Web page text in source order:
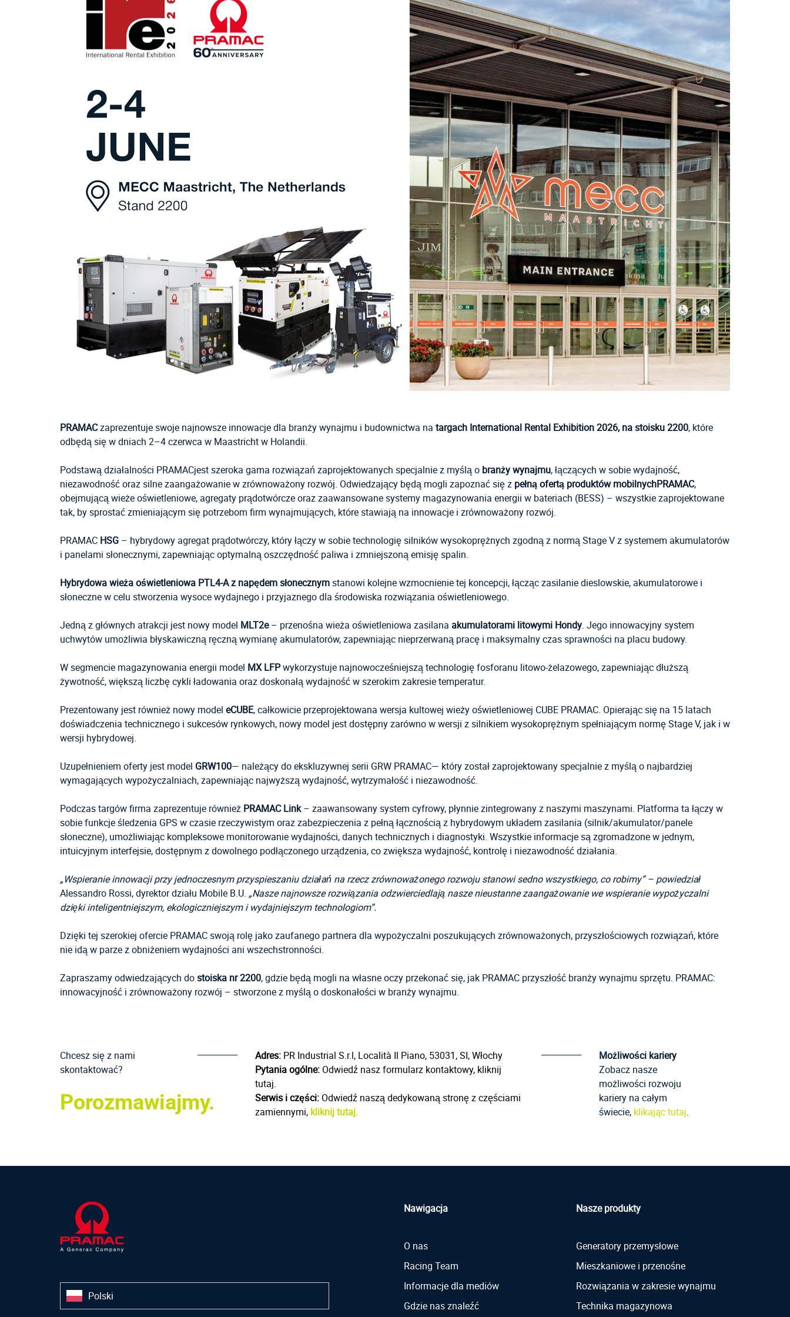
PRAMACzaprezentuje swoje najnowsze innowacje dla branży wynajmu i budownictwa na targach International Rental Exhibition 2026, na stoisku 2200, które
odbędą się w dniach 2–4 czerwca w Maastricht w Holandii.
Podstawą działalności PRAMACjest szeroka gama rozwiązań zaprojektowanych specjalnie z myślą o branży wynajmu, łączących w sobie wydajność,
niezawodność oraz silne zaangażowanie w zrównoważony rozwój. Odwiedzający będą mogli zapoznać się z pełną ofertą produktów mobilnychPRAMAC,
obejmującą wieże oświetleniowe, agregaty prądotwórcze oraz zaawansowane systemy magazynowania energii w bateriach (BESS) – wszystkie zaprojektowane
tak, by sprostać zmieniającym się potrzebom firm wynajmujących, które stawiają na innowacje i zrównoważony rozwój.
PRAMAC HSG – hybrydowy agregat prądotwórczy, który łączy w sobie technologię silników wysokoprężnych zgodną z normą Stage V z systemem akumulatorów
i panelami słonecznymi, zapewniając optymalną oszczędność paliwa i zmniejszoną emisję spalin.
Hybrydowa wieża oświetleniowa PTL4-A z napędem słonecznymstanowi kolejne wzmocnienie tej koncepcji, łącząc zasilanie dieslowskie, akumulatorowe i
słoneczne w celu stworzenia wysoce wydajnego i przyjaznego dla środowiska rozwiązania oświetleniowego.
Jedną z głównych atrakcji jest nowy model MLT2e– przenośna wieża oświetleniowa zasilana akumulatorami litowymi Hondy. Jego innowacyjny system
uchwytów umożliwia błyskawiczną ręczną wymianę akumulatorów, zapewniając nieprzerwaną pracę i maksymalny czas sprawności na placu budowy.
W segmencie magazynowania energii model MX LFPwykorzystuje najnowocześniejszą technologię fosforanu litowo-żelazowego, zapewniając dłuższą
żywotność, większą liczbę cykli ładowania oraz doskonałą wydajność w szerokim zakresie temperatur.
Prezentowany jest również nowy model eCUBE, całkowicie przeprojektowana wersja kultowej wieży oświetleniowej CUBE PRAMAC. Opierając się na 15 latach
doświadczenia technicznego i sukcesów rynkowych, nowy model jest dostępny zarówno w wersji z silnikiem wysokoprężnym spełniającym normę Stage V, jak i w
wersji hybrydowej.
Uzupełnieniem oferty jest model GRW100— należący do ekskluzywnej serii GRW PRAMAC— który został zaprojektowany specjalnie z myślą o najbardziej
wymagających wypożyczalniach, zapewniając najwyższą wydajność, wytrzymałość i niezawodność.
Podczas targów firma zaprezentuje również PRAMAC Link– zaawansowany system cyfrowy, płynnie zintegrowany z naszymi maszynami. Platforma ta łączy w
sobie funkcje śledzenia GPS w czasie rzeczywistym oraz zabezpieczenia z pełną łącznością z hybrydowym układem zasilania (silnik/akumulator/panele
słoneczne), umożliwiając kompleksowe monitorowanie wydajności, danych technicznych i diagnostyki. Wszystkie informacje są zgromadzone w jednym,
intuicyjnym interfejsie, dostępnym z dowolnego podłączonego urządzenia, co zwiększa wydajność, kontrolę i niezawodność działania.
„Wspieranie innowacji przy jednoczesnym przyspieszaniu działań na rzecz zrównoważonego rozwoju stanowi sedno wszystkiego, co robimy” – powiedział
Alessandro Rossi, dyrektor działu Mobile B.U. „Nasze najnowsze rozwiązania odzwierciedlają nasze nieustanne zaangażowanie we wspieranie wypożyczalni
dzięki inteligentniejszym, ekologiczniejszym i wydajniejszym technologiom”.
Dzięki tej szerokiej ofercie PRAMAC swoją rolę jako zaufanego partnera dla wypożyczalni poszukujących zrównoważonych, przyszłościowych rozwiązań, które
nie idą w parze z obniżeniem wydajności ani wszechstronności.
Zapraszamy odwiedzających dostoiska nr 2200, gdzie będą mogli na własne oczy przekonać się, jak PRAMAC przyszłość branży wynajmu sprzętu. PRAMAC:
innowacyjność i zrównoważony rozwój – stworzone z myślą o doskonałości w branży wynajmu.
Chcesz się z nami
skontaktować?
Porozmawiajmy.
Adres: PR Industrial S.r.l, Località Il Piano, 53031, SI, Włochy
Pytania ogólne: Odwiedź nasz formularz kontaktowy, kliknij
tutaj.
Serwis i części: Odwiedź naszą dedykowaną stronę z częściami
zamiennymi, kliknij tutaj.
Możliwości kariery
Zobacz nasze
możliwości rozwoju
kariery na całym
świecie, klikając tutaj.
Polski
Nawigacja
O nas
Racing Team
Informacje dla mediów
Gdzie nas znaleźć
Nasze produkty
Generatory przemysłowe
Mieszkaniowe i przenośne
Rozwiązania w zakresie wynajmu
Technika magazynowa